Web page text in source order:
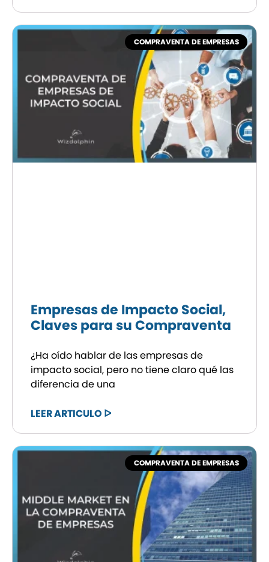
COMPRAVENTA DE EMPRESAS
Empresas de Impacto Social,
Claves para su Compraventa
¿Ha oído hablar de las empresas de
impacto social, pero no tiene claro qué las
diferencia de una
LEER ARTICULO ᐅ
COMPRAVENTA DE EMPRESAS